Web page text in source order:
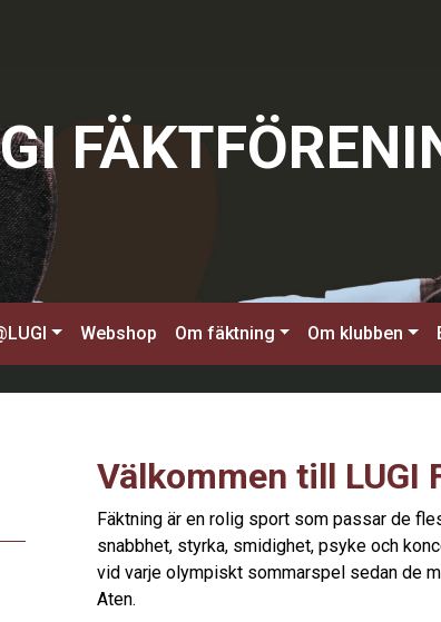
Webshop Om fäktning Om klubben
Välkommen till LUGI
Fäktning är en rolig sport som passar de
snabbhet, styrka, smidighet, psyke och
vid varje olympiskt sommarspel sedan de
Aten.